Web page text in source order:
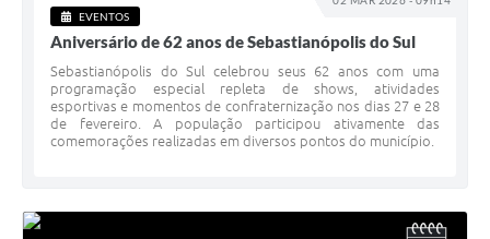
EVENTOS
Aniversário de 62 anos de Sebastianópolis do Sul
Sebastianópolis do Sul celebrou seus 62 anos com uma
programação especial repleta de shows, atividades
esportivas e momentos de confraternização nos dias 27 e 28
de fevereiro. A população participou ativamente das
comemorações realizadas em diversos pontos do município.